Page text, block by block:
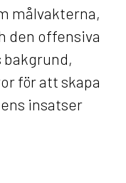
målvakterna,
den offensiva
för att skapa
insatser